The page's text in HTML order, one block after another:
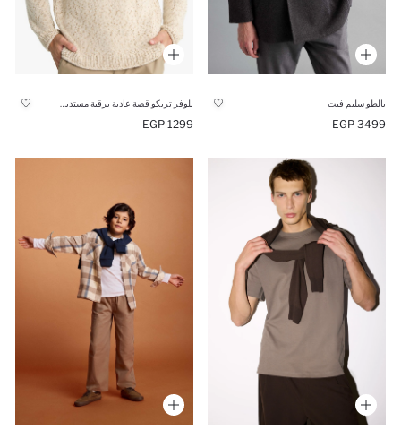
بالطو سليم فيت
3499 EGP
1299 EGP